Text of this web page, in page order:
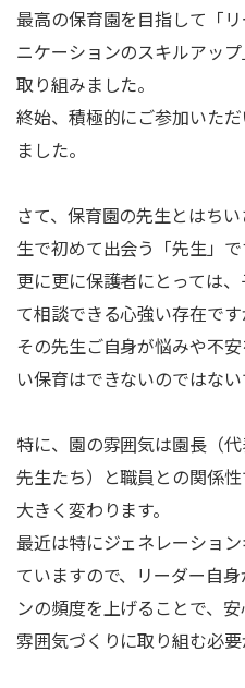
最高の保育園を目指して「
ニケーションのスキルアッ
取り組みました。
終始、積極的にご参加いた
ました。
さて、保育園の先生とはち
生で初めて出会う「先生」で
更に更に保護者にとっては
て相談できる心強い存在です
その先生ご自身が悩みや不
い保育はできないのではな
特に、園の雰囲気は園長（
先生たち）と職員との関係
大きく変わります。
最近は特にジェネレーショ
ていますので、リーダー自
ンの頻度を上げることで、
雰囲気づくりに取り組む必要